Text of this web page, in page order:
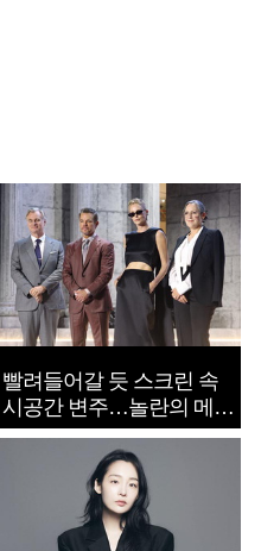
빨려들어갈 듯 스크린 속
시공간 변주…놀란의 메시
지는 ‘전쟁 속죄’